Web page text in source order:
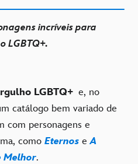
incríveis para
LGBTQ+.
LGBTQ+ e, no
catálogo bem variado de
com personagens e
como Eternos eA
Melhor.